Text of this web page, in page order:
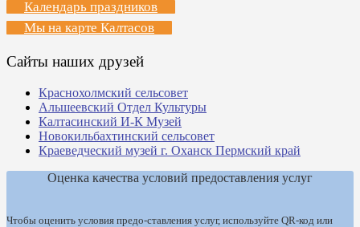
Календарь праздников
Мы на карте Калтасов
Сайты наших друзей
Краснохолмский сельсовет
Альшеевский Отдел Культуры
Калтасинский И-К Музей
Новокильбахтинский сельсовет
Краеведческий музей г. Оханск Пермский край
Оценка качества условий предоставления услуг
Чтобы оценить условия предо-ставления услуг, используйте QR-код или